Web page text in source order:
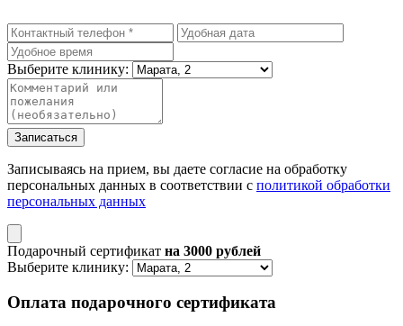
Выберите клинику:
Записаться
Записываясь на прием, вы даете согласие на обработку
персональных данных в соответствии с политикой обработки
персональных данных
Подарочный сертификат на 3000 рублей
Выберите клинику:
Оплата подарочного сертификата